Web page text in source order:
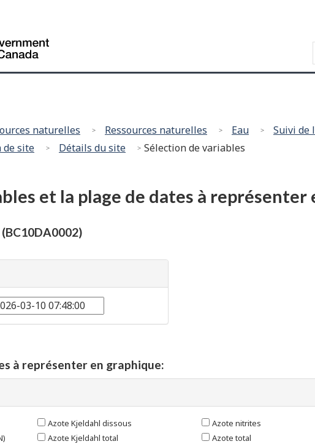
Canada
Canada
naturelles Ressources naturelles Eau
Suivi de
de site Détails du site Sélection de variables
et la plage de dates à représenter
à représenter en graphique:
Azote Kjeldahl dissous
Azote Kjeldahl total
Azote nitrites
Azote total